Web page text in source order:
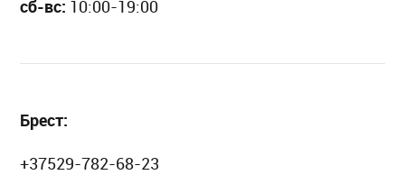
сб-вс: 10:00-19:00
Брест:
+37529-782-68-23